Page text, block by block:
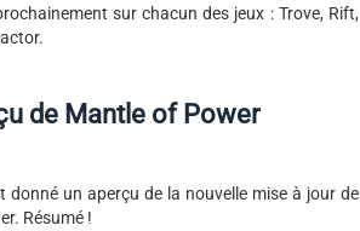
sur chacun des jeux : Trove, Rift,
de Mantle of Power
donné un aperçu de la nouvelle mise à jour de
Résumé !